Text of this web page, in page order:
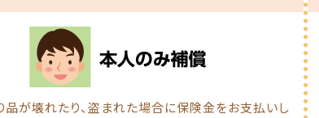
品が壊れたり、盗まれた場合に保険金をお支払いし